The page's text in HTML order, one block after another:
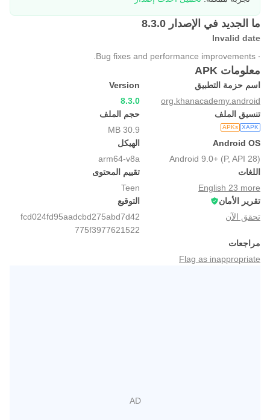
ما الجديد في الإصدار 8.3.0
Invalid date
∙ Bug fixes and performance improvements.
معلومات APK
اسم حزمة التطبيق
org.khanacademy.android
Version
8.3.0
تنسيق الملف
XAPK
APKs
حجم الملف
30.9 MB
Android OS
Android 9.0+ (P, API 28)
الهيكل
arm64-v8a
اللغات
English 23 more
تقييم المحتوى
Teen
تقرير الأمان
تحقق الآن
التوقيع
fcd024fd95aadcbd275abd7d42
775f3977621522
مراجعات
Flag as inappropriate